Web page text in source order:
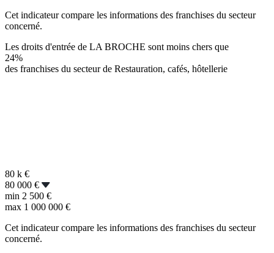
Cet indicateur compare les informations des franchises du secteur
concerné.
Les droits d'entrée de LA BROCHE sont moins chers que
24%
des franchises du secteur de Restauration, cafés, hôtellerie
80 k €
80 000 €
min 2 500 €
max 1 000 000 €
Cet indicateur compare les informations des franchises du secteur
concerné.